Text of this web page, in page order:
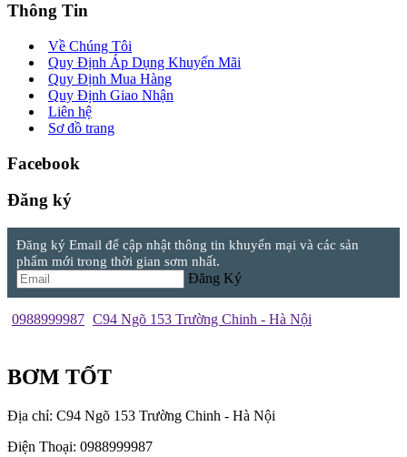
Thông Tin
Về Chúng Tôi
Quy Định Áp Dụng Khuyến Mãi
Quy Định Mua Hàng
Quy Định Giao Nhận
Liên hệ
Sơ đồ trang
Facebook
Đăng ký
Đăng ký Email để cập nhật thông tin khuyến mại và các sản
phẩm mới trong thời gian sơm nhất.
Đăng Ký
0988999987 C94 Ngõ 153 Trường Chinh - Hà Nội
BƠM TỐT
Địa chỉ: C94 Ngõ 153 Trường Chinh - Hà Nội
Điện Thoại: 0988999987